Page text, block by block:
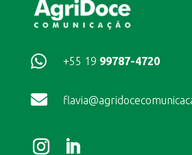
 +55 19 99787-4720
